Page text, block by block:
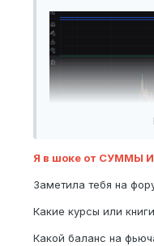
Я в шоке от СУММЫ
Заметила тебя на
Какие курсы или
Какой баланс на